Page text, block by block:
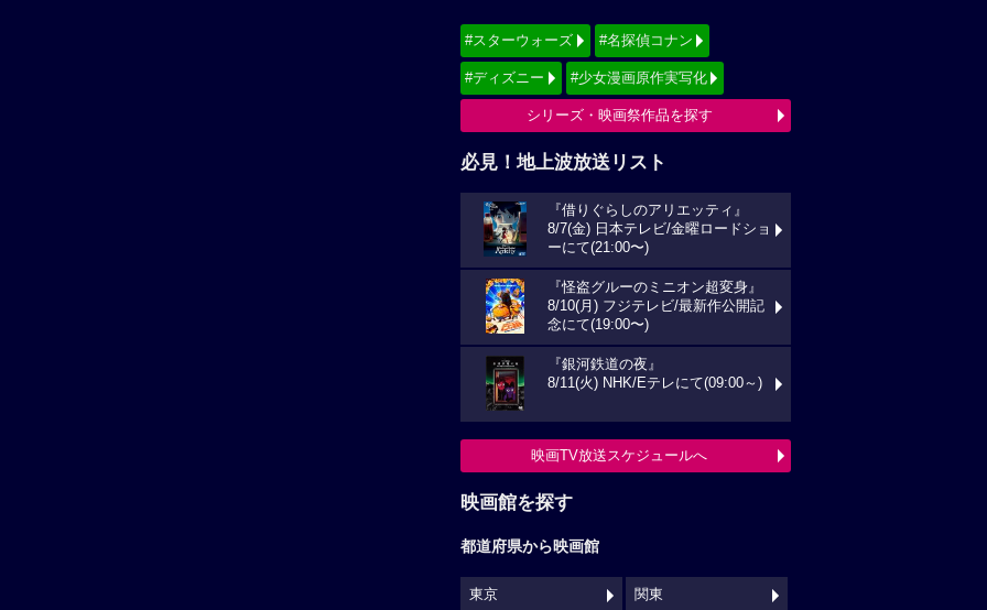
#スターウォーズ #名探偵コナン
#ディズニー #少女漫画原作実写化
シリーズ・映画祭作品を探す
必見！地上波放送リスト
『借りぐらしのアリエッティ』
8/7(金) 日本テレビ/金曜ロードショ
ーにて(21:00〜)
『怪盗グルーのミニオン超変身』
8/10(月) フジテレビ/最新作公開記
念にて(19:00〜)
『銀河鉄道の夜』
8/11(火) NHK/Eテレにて(09:00～)
映画TV放送スケジュールへ
映画館を探す
都道府県から映画館
東京 関東